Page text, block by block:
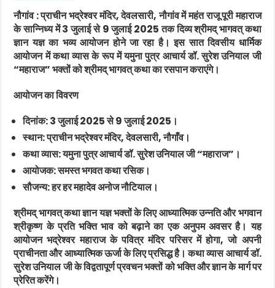
नौगांव: प्राचीन भद्रेश्वर मंदिर, देवलसारी, नौगांव में महंत राजू पूरी महाराज
के सान्निध्य में 3 जुलाई से 9 जुलाई 2025 तक दिव्य श्रीमद् भागवत् कथा
ज्ञान यज्ञ का भव्य आयोजन होने जा रहा है। इस सात दिवसीय धार्मिक
आयोजन में कथा व्यास के रूप में यमुना पुत्र आचार्य डॉ. सुरेश उनियाल जी
“महाराज” भक्तों को श्रीमद् भागवत् कथा का रसपान कराएंगे।
आयोजन का विवरण
दिनांक: 3 जुलाई 2025 से 9 जुलाई 2025।
स्थान: प्राचीन भद्रेश्वर मंदिर, देवलसारी, नौगाँव।
कथा व्यास: यमुना पुत्र आचार्य डॉ. सुरेश उनियाल जी “महाराज”।
आयोजक: समस्त भगवत कथा रसिक।
सौजन्य: हर हर महादेव अनोज नौटियाल।
श्रीमद् भागवत् कथा ज्ञान यज्ञ भक्तों के लिए आध्यात्मिक उन्नति और भगवान
श्रीकृष्ण के प्रति भक्ति भाव को बढ़ाने का एक अनुपम अवसर है। यह
आयोजन भद्रेश्वर महाराज के पवित्र मंदिर परिसर में होगा, जो अपनी
प्राचीनता और आध्यात्मिक ऊर्जा के लिए प्रसिद्ध है। कथा व्यास आचार्य डॉ.
सुरेश उनियाल जी के विद्वतापूर्ण प्रवचन भक्तों को भक्ति और ज्ञान के मार्ग पर
प्रेरित करेंगे।